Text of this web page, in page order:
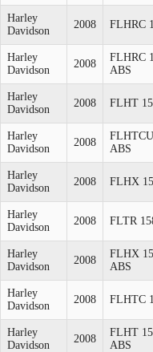
Harley
Davidson
2008 FLHRC
Harley
Davidson
2008
FLHRC
ABS
Harley
Davidson
2008 FLHT
Harley
Davidson
2008
ABS
Harley
Davidson
2008 FLHX
Harley
Davidson
2008 FLTR
Harley
Davidson
2008
FLHX
ABS
Harley
Davidson
2008 FLHTC
Harley
Davidson
2008
FLHT
ABS